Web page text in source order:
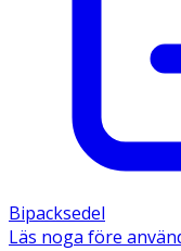
Bipacksedel
Läs noga före